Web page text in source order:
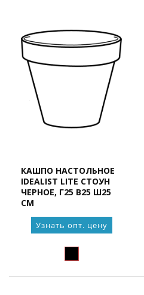
КАШПО НАСТОЛЬНОЕ
IDEALIST LITE СТОУН
ЧЕРНОЕ, Г25 В25 Ш25
СМ
Узнать опт. цену